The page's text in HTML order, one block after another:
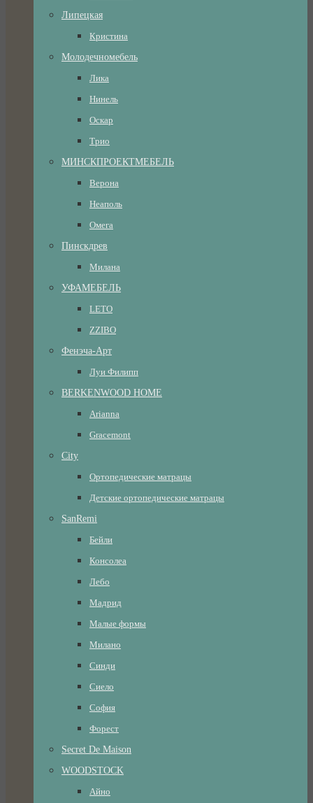
Липецкая
Кристина
Молодечномебель
Лика
Нинель
Оскар
Трио
МИНСКПРОЕКТМЕБЕЛЬ
Верона
Неаполь
Омега
Пинскдрев
Милана
УФАМЕБЕЛЬ
LETO
ZZIBO
Фенэча-Арт
Луи Филипп
BERKENWOOD HOME
Arianna
Gracemont
City
Ортопедические матрацы
Детские ортопедические матрацы
SanRemi
Бейли
Консолеа
Лебо
Мадрид
Малые формы
Милано
Синди
Сиело
София
Форест
Secret De Maison
WOODSTOCK
Айно